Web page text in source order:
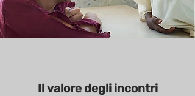
Il valore degli incontri